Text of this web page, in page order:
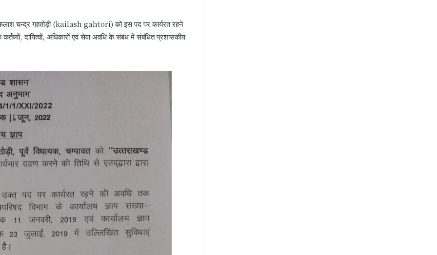
चन्द्र गहतोड़ी (kailash gahtori) को इस पद पर कार्यरत रहने
दायित्वों, अधिकारों एवं सेवा अवधि के संबंध में संबंधित प्रशासकीय